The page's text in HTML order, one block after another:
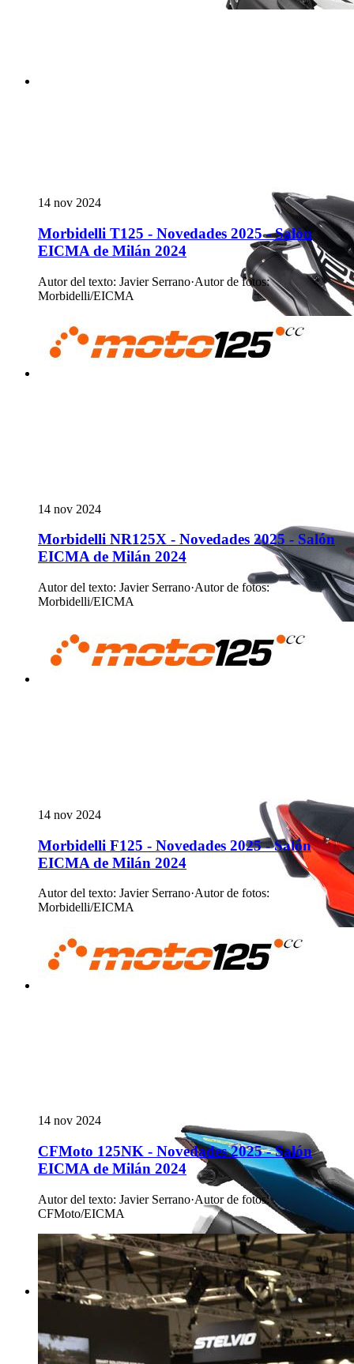
14 nov 2024
Morbidelli T125 - Novedades 2025 - Salón
EICMA de Milán 2024
Autor del texto: Javier Serrano·Autor de fotos:
Morbidelli/EICMA
14 nov 2024
Morbidelli NR125X - Novedades 2025 - Salón
EICMA de Milán 2024
Autor del texto: Javier Serrano·Autor de fotos:
Morbidelli/EICMA
14 nov 2024
Morbidelli F125 - Novedades 2025 - Salón
EICMA de Milán 2024
Autor del texto: Javier Serrano·Autor de fotos:
Morbidelli/EICMA
14 nov 2024
CFMoto 125NK - Novedades 2025 - Salón
EICMA de Milán 2024
Autor del texto: Javier Serrano·Autor de fotos:
CFMoto/EICMA